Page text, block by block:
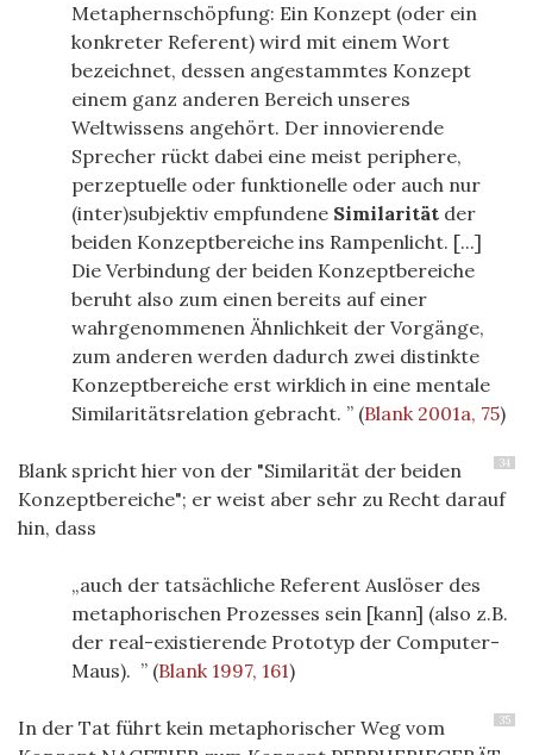
Metaphernschöpfung: Ein Konzept (oder ein
konkreter Referent) wird mit einem Wort
bezeichnet, dessen angestammtes Konzept
einem ganz anderen Bereich unseres
Weltwissens angehört. Der innovierende
Sprecher rückt dabei eine meist periphere,
perzeptuelle oder funktionelle oder auch nur
(inter)subjektiv empfundene Similarität der
beiden Konzeptbereiche ins Rampenlicht. [...]
Die Verbindung der beiden Konzeptbereiche
beruht also zum einen bereits auf einer
wahrgenommenen Ähnlichkeit der Vorgänge,
zum anderen werden dadurch zwei distinkte
Konzeptbereiche erst wirklich in eine mentale
Similaritätsrelation gebracht.
(Blank 2001a, 75)
34
Blank spricht hier von der "Similarität der beiden
Konzeptbereiche"; er weist aber sehr zu Recht darauf
hin, dass
auch der tatsächliche Referent Auslöser des
metaphorischen Prozesses sein [kann] (also z.B.
der real-existierende Prototyp der Computer-
Maus).
(Blank 1997, 161)
35
In der Tat führt kein metaphorischer Weg vom